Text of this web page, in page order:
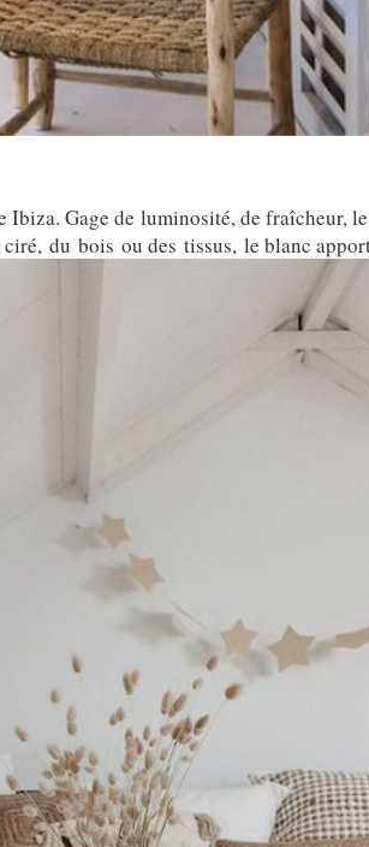
Gage de luminosité, de fraîcheur,
du bois ou des tissus, le blanc